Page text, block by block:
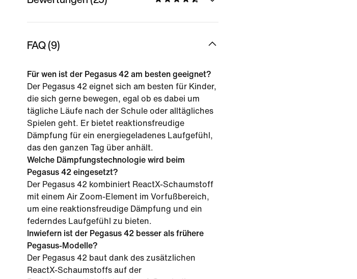
FAQ (9)
Für wen ist der Pegasus 42 am besten geeignet?
Der Pegasus 42 eignet sich am besten für Kinder,
die sich gerne bewegen, egal ob es dabei um
tägliche Läufe nach der Schule oder alltägliches
Spielen geht. Er bietet reaktionsfreudige
Dämpfung für ein energiegeladenes Laufgefühl,
das den ganzen Tag über anhält.
Welche Dämpfungstechnologie wird beim
Pegasus 42 eingesetzt?
Der Pegasus 42 kombiniert ReactX-Schaumstoff
mit einem Air Zoom-Element im Vorfußbereich,
um eine reaktionsfreudige Dämpfung und ein
federndes Laufgefühl zu bieten.
Inwiefern ist der Pegasus 42 besser als frühere
Pegasus-Modelle?
Der Pegasus 42 baut dank des zusätzlichen
ReactX-Schaumstoffs auf der